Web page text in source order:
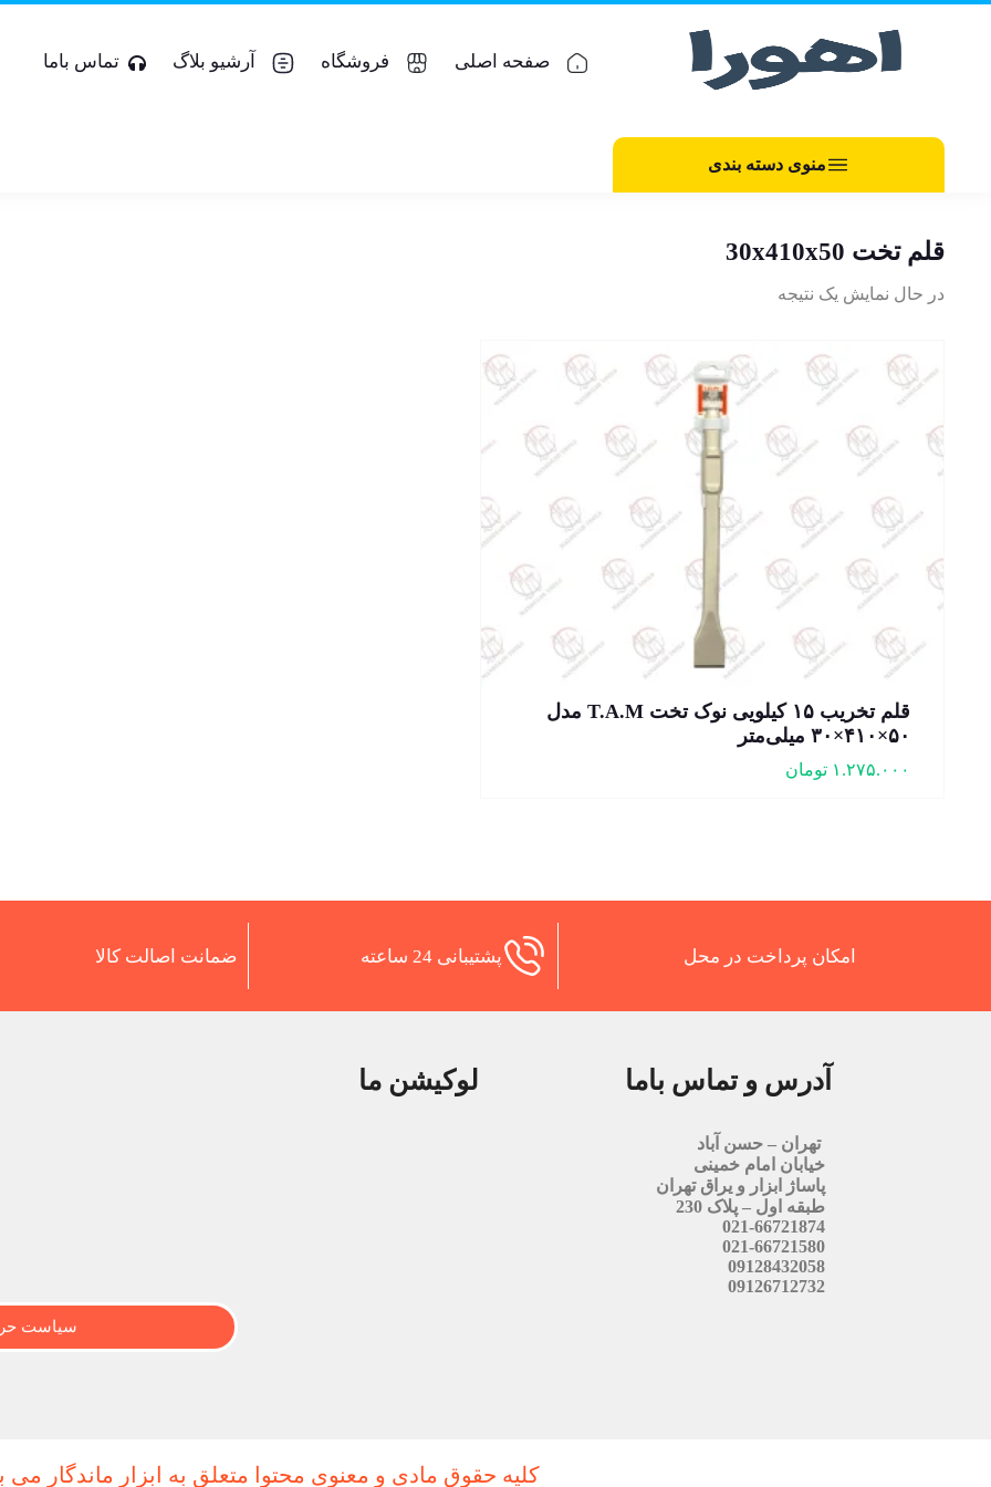
صفحه اصلی فروشگاه آرشیو بلاگ تماس باما
منوی دسته بندی
قلم تخت 30x410x50
در حال نمایش یک نتیجه
قلم تخریب ۱۵ کیلویی نوک تخت T.A.M مدل
۵۰×۴۱۰×۳۰ میلی‌متر
۱.۲۷۵.۰۰۰ تومان
امکان پرداخت در محل پشتیبانی 24 ساعته ضمانت اصالت کالا
آدرس و تماس باما
تهران – حسن آباد
خیابان امام خمینی
پاساژ ابزار و یراق تهران
طبقه اول – پلاک 230
021-66721874
021-66721580
09128432058
09126712732
لوکیشن ما
سیاست
کلیه حقوق مادی و معنوی محتوا متعلق به ابزار ماندگار می